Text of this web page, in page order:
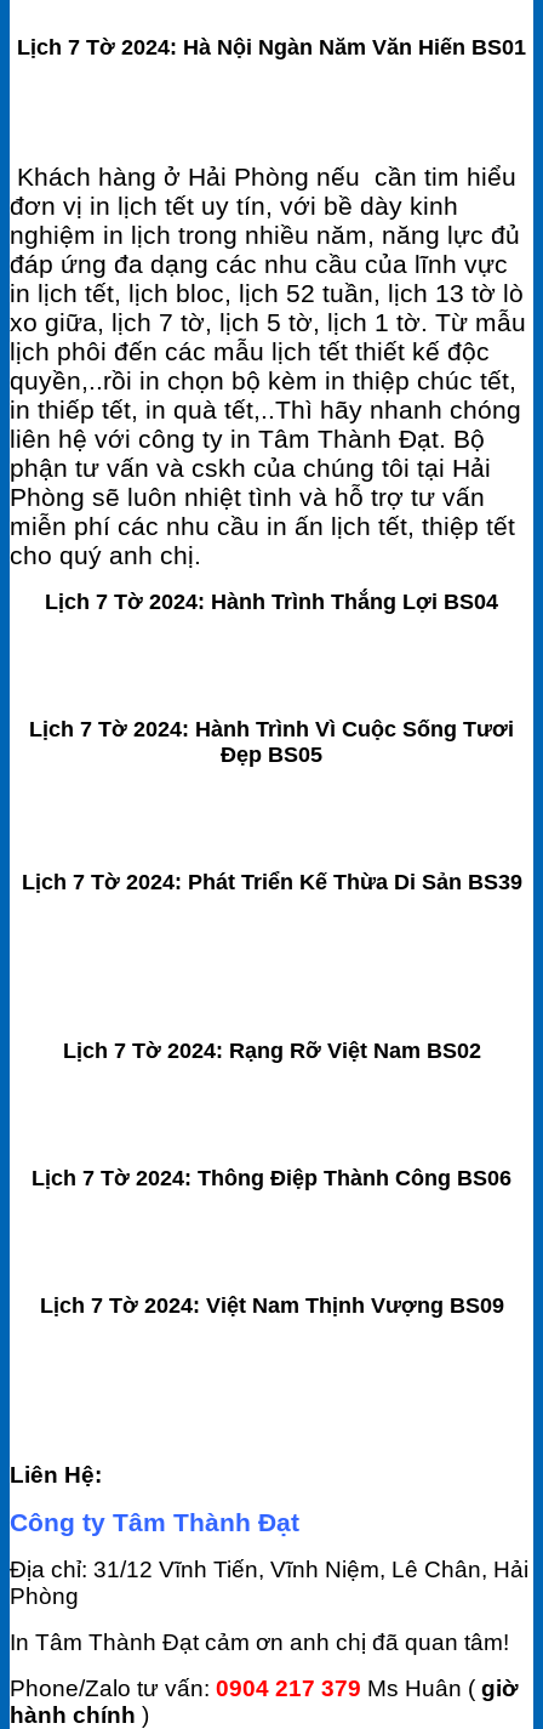
Lịch 7 Tờ 2024: Hà Nội Ngàn Năm Văn Hiến BS01
Khách hàng ở Hải Phòng nếu cần tim hiểu
đơn vị in lịch tết uy tín, với bề dày kinh
nghiệm in lịch trong nhiều năm, năng lực đủ
đáp ứng đa dạng các nhu cầu của lĩnh vực
in lịch tết, lịch bloc, lịch 52 tuần, lịch 13 tờ lò
xo giữa, lịch 7 tờ, lịch 5 tờ, lịch 1 tờ. Từ mẫu
lịch phôi đến các mẫu lịch tết thiết kế độc
quyền,..rồi in chọn bộ kèm in thiệp chúc tết,
in thiếp tết, in quà tết,..Thì hãy nhanh chóng
liên hệ với công ty in Tâm Thành Đạt. Bộ
phận tư vấn và cskh của chúng tôi tại Hải
Phòng sẽ luôn nhiệt tình và hỗ trợ tư vấn
miễn phí các nhu cầu in ấn lịch tết, thiệp tết
cho quý anh chị.
Lịch 7 Tờ 2024: Hành Trình Thắng Lợi BS04
Lịch 7 Tờ 2024: Hành Trình Vì Cuộc Sống Tươi
Đẹp BS05
Lịch 7 Tờ 2024: Phát Triển Kế Thừa Di Sản BS39
Lịch 7 Tờ 2024: Rạng Rỡ Việt Nam BS02
Lịch 7 Tờ 2024: Thông Điệp Thành Công BS06
Lịch 7 Tờ 2024: Việt Nam Thịnh Vượng BS09
Liên Hệ:
Công ty Tâm Thành Đạt
Địa chỉ: 31/12 Vĩnh Tiến, Vĩnh Niệm, Lê Chân, Hải
Phòng
In Tâm Thành Đạt cảm ơn anh chị đã quan tâm!
Phone/Zalo tư vấn: 0904 217 379 Ms Huân ( giờ
hành chính )